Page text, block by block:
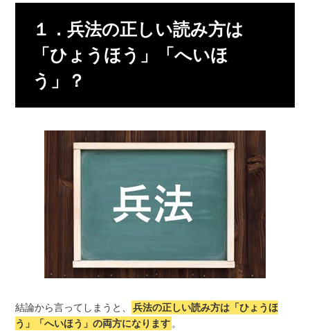
１．兵法の正しい読み方は
「ひょうほう」「へいほ
う」？
結論から言ってしまうと、
兵法の正しい読み方は「ひょうほ
う」「へいほう」の両方になります 。